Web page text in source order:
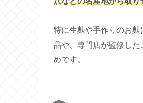
特に生麩や手作りのお
品や、専門店が監修し
めです。